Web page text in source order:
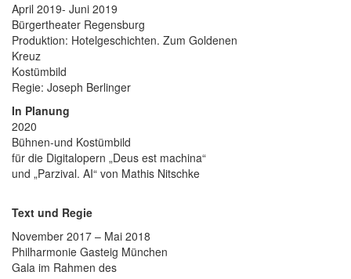
April 2019- Juni 2019
Bürgertheater Regensburg
Produktion: Hotelgeschichten. Zum Goldenen
Kreuz
Kostümbild
Regie: Joseph Berlinger
In Planung
2020
Bühnen-und Kostümbild
für die Digitalopern „Deus est machina“
und „Parzival. AI“ von Mathis Nitschke
Text und Regie
November 2017 – Mai 2018
Philharmonie Gasteig München
Gala im Rahmen des